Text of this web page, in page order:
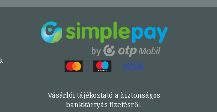
Vásárlói tájékoztató a biztonságos
bankkártyás fizetésről.